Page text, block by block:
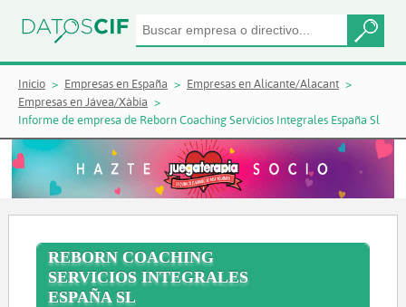
Inicio Empresas en España
Empresas en Alicante/Alacant
Empresas en Jávea/Xàbia
Informe de empresa de Reborn Coaching Servicios Integrales España Sl
REBORN COACHING
SERVICIOS INTEGRALES
ESPAÑA SL